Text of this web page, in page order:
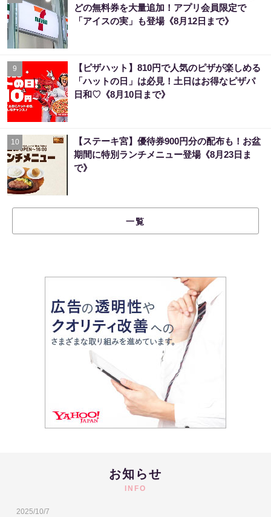
どの無料券を大量追加！アプリ会員限定で
「アイスの実」も登場《8月12日まで》
9
【ピザハット】810円で人気のピザが楽しめる
「ハットの日」は必見！土日はお得なピザパ
日和♡《8月10日まで》
10
【ステーキ宮】優待券900円分の配布も！お盆
期間に特別ランチメニュー登場《8月23日ま
で》
一覧
お知らせ
INFO
2025/10/7